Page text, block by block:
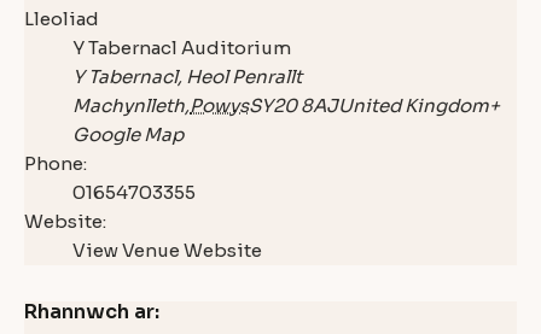
Lleoliad
Y Tabernacl Auditorium
Y Tabernacl, Heol Penrallt
Machynlleth,PowysSY20 8AJUnited Kingdom+
Google Map
Phone:
01654703355
Website:
View Venue Website
Rhannwch ar: